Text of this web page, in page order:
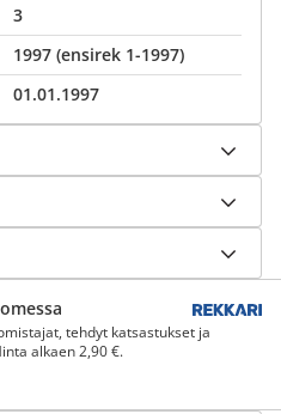
3
1997 (ensirek 1-1997)
01.01.1997
tehdyt katsastukset ja
alkaen 2,90 €.